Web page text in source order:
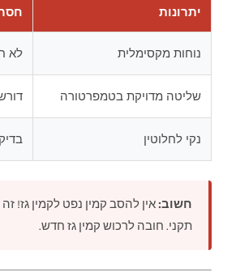
יתרונות
נוחות מקסימלית לא
שליטה מדויקת בטמפרטורה דורש
נקי לחלוטין
חשוב:אין להסב קמין נפט לקמין גז! זה
תקני. חובה לרכוש קמין גז חדש.